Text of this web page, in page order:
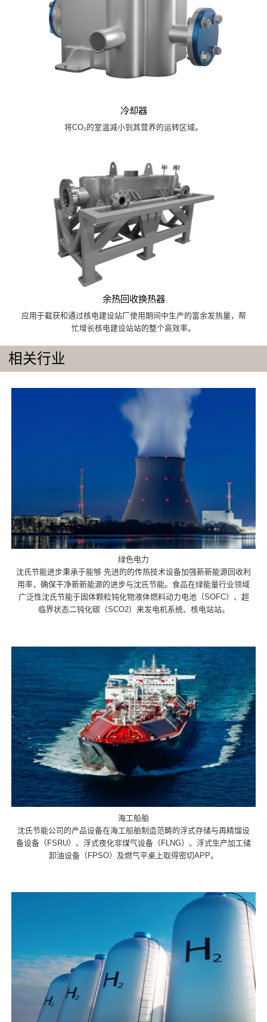
冷却器
将CO₂的室温减小到其营养的运转区域。
余热回收换热器
应用于截获和通过核电建设站厂使用期间中生产的富余发热量，帮
忙增长核电建设站站的整个高效率。
相关行业
绿色电力
沈氏节能进步秉承于能够 先进的的传热技术设备加强新新能源回收利
用率，确保干净新新能源的进步与沈氏节能。食品在绿能量行业领域
广泛性沈氏节能于固体颗粒钝化物液体燃料动力电池（SOFC）、超
临界状态二钝化碳（SCO2）来发电机系统、核电站站。
海工船舶
沈氏节能公司的产品设备在海工船舶制造范畴的浮式存储与再精馏设
备设备（FSRU）、浮式夜化非煤气设备（FLNG）、浮式生产加工储
卸油设备（FPSO）及燃气平桌上取得密切APP。